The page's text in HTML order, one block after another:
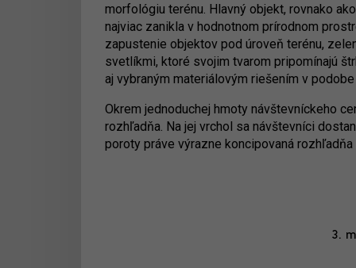
morfológiu terénu. Hlavný objekt, rovnako
najviac zanikla v hodnotnom prírodnom
zapustenie objektov pod úroveň terénu,
svetlíkmi, ktoré svojim tvarom pripomínajú
aj vybraným materiálovým riešením v
Okrem jednoduchej hmoty návštevníckeho
rozhľadňa. Na jej vrchol sa návštevníci
poroty práve výrazne koncipovaná rozhľadňa
3.